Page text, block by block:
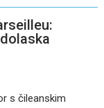
s čileanskim